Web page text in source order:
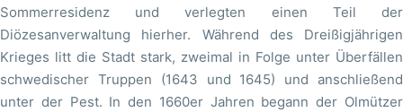
Sommerresidenz und verlegten einen Teil der
Diözesanverwaltung hierher. Während des Dreißigjährigen
Krieges litt die Stadt stark, zweimal in Folge unter Überfällen
schwedischer Truppen (1643 und 1645) und anschließend
unter der Pest. In den 1660er Jahren begann der Olmützer